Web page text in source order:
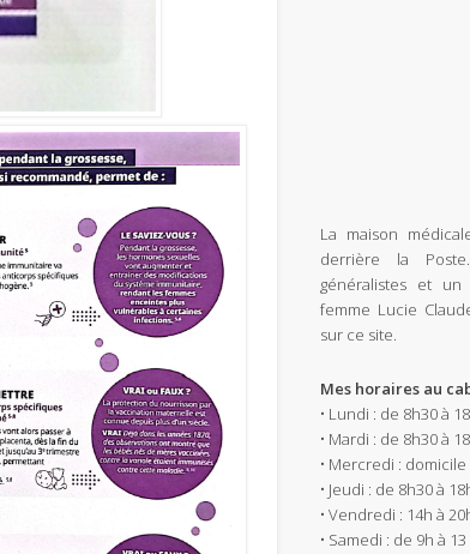
La maison
derrière la
généralistes et un
femme Lucie
sur ce site.
Mes horaires au
• Lundi : de 8h30 à
• Mardi : de 8h30 à
• Mercredi : domicile
• Jeudi : de 8h30 à
• Vendredi : 14h à
• Samedi : de 9h à